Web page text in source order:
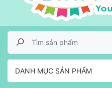
DANH MỤC SẢN PHẨM